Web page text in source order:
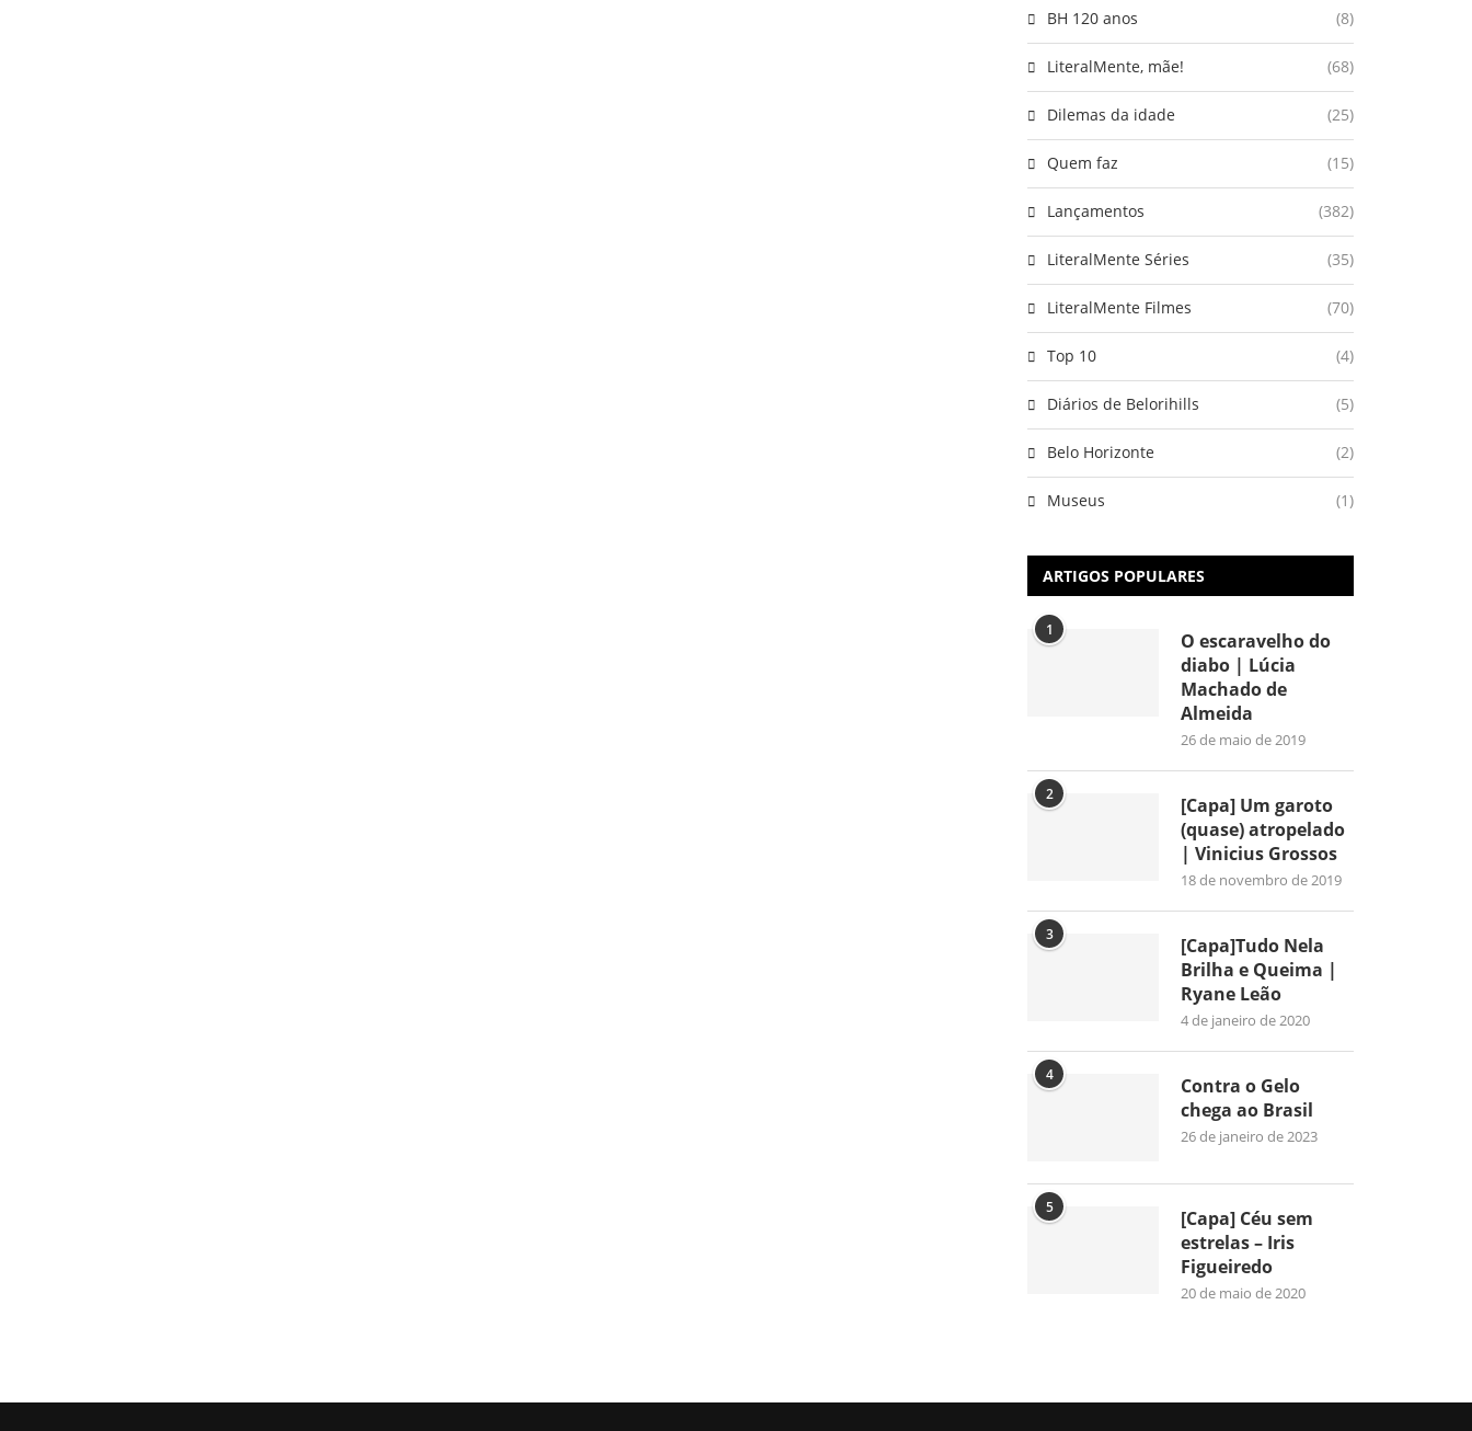
BH 120 anos (8)
LiteralMente, mãe! (68)
Dilemas da idade (25)
Quem faz (15)
Lançamentos (382)
LiteralMente Séries (35)
LiteralMente Filmes (70)
Top 10 (4)
Diários de Belorihills (5)
Belo Horizonte (2)
Museus (1)
ARTIGOS POPULARES
1
O escaravelho do
diabo | Lúcia
Machado de
Almeida
26 de maio de 2019
2
[Capa] Um garoto
(quase) atropelado
| Vinicius Grossos
18 de novembro de 2019
3
[Capa]Tudo Nela
Brilha e Queima |
Ryane Leão
4 de janeiro de 2020
4
Contra o Gelo
chega ao Brasil
26 de janeiro de 2023
5
[Capa] Céu sem
estrelas – Iris
Figueiredo
20 de maio de 2020